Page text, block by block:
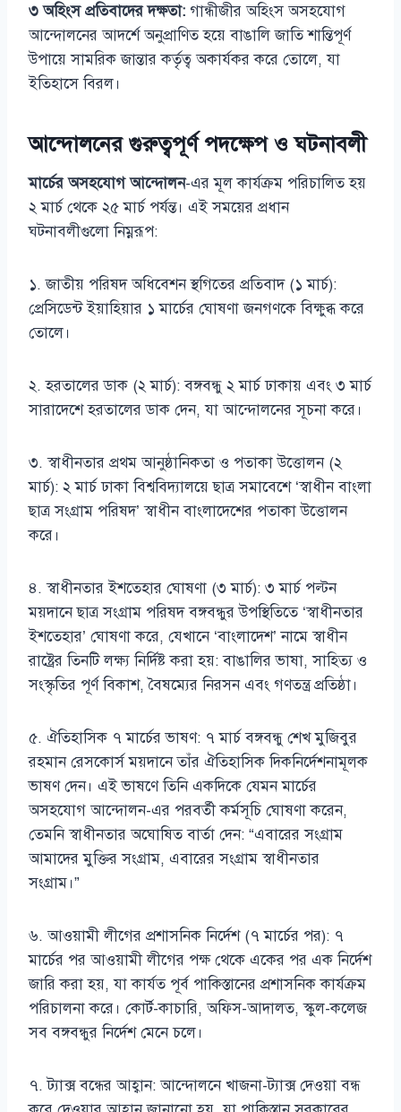
৩ অহিংস প্রতিবাদের দক্ষতা: গান্ধীজীর অহিংস অসহযোগ
আন্দোলনের আদর্শে অনুপ্রাণিত হয়ে বাঙালি জাতি শান্তিপূর্ণ
উপায়ে সামরিক জান্তার কর্তৃত্ব অকার্যকর করে তোলে, যা
ইতিহাসে বিরল।
আন্দোলনের গুরুত্বপূর্ণ পদক্ষেপ ও ঘটনাবলী
মার্চের অসহযোগ আন্দোলন-এর মূল কার্যক্রম পরিচালিত হয়
২ মার্চ থেকে ২৫ মার্চ পর্যন্ত। এই সময়ের প্রধান
ঘটনাবলীগুলো নিম্নরূপ:
১. জাতীয় পরিষদ অধিবেশন স্থগিতের প্রতিবাদ (১ মার্চ):
প্রেসিডেন্ট ইয়াহিয়ার ১ মার্চের ঘোষণা জনগণকে বিক্ষুব্ধ করে
তোলে।
২. হরতালের ডাক (২ মার্চ): বঙ্গবন্ধু ২ মার্চ ঢাকায় এবং ৩ মার্চ
সারাদেশে হরতালের ডাক দেন, যা আন্দোলনের সূচনা করে।
৩. স্বাধীনতার প্রথম আনুষ্ঠানিকতা ও পতাকা উত্তোলন (২
মার্চ): ২ মার্চ ঢাকা বিশ্ববিদ্যালয়ে ছাত্র সমাবেশে ‘স্বাধীন বাংলা
ছাত্র সংগ্রাম পরিষদ’ স্বাধীন বাংলাদেশের পতাকা উত্তোলন
করে।
৪. স্বাধীনতার ইশতেহার ঘোষণা (৩ মার্চ): ৩ মার্চ পল্টন
ময়দানে ছাত্র সংগ্রাম পরিষদ বঙ্গবন্ধুর উপস্থিতিতে ‘স্বাধীনতার
ইশতেহার’ ঘোষণা করে, যেখানে ‘বাংলাদেশ’ নামে স্বাধীন
রাষ্ট্রের তিনটি লক্ষ্য নির্দিষ্ট করা হয়: বাঙালির ভাষা, সাহিত্য ও
সংস্কৃতির পূর্ণ বিকাশ, বৈষম্যের নিরসন এবং গণতন্ত্র প্রতিষ্ঠা।
৫. ঐতিহাসিক ৭ মার্চের ভাষণ: ৭ মার্চ বঙ্গবন্ধু শেখ মুজিবুর
রহমান রেসকোর্স ময়দানে তাঁর ঐতিহাসিক দিকনির্দেশনামূলক
ভাষণ দেন। এই ভাষণে তিনি একদিকে যেমন মার্চের
অসহযোগ আন্দোলন-এর পরবর্তী কর্মসূচি ঘোষণা করেন,
তেমনি স্বাধীনতার অঘোষিত বার্তা দেন: “এবারের সংগ্রাম
আমাদের মুক্তির সংগ্রাম, এবারের সংগ্রাম স্বাধীনতার
সংগ্রাম।”
৬. আওয়ামী লীগের প্রশাসনিক নির্দেশ (৭ মার্চের পর): ৭
মার্চের পর আওয়ামী লীগের পক্ষ থেকে একের পর এক নির্দেশ
জারি করা হয়, যা কার্যত পূর্ব পাকিস্তানের প্রশাসনিক কার্যক্রম
পরিচালনা করে। কোর্ট-কাচারি, অফিস-আদালত, স্কুল-কলেজ
সব বঙ্গবন্ধুর নির্দেশ মেনে চলে।
৭. ট্যাক্স বন্ধের আহ্বান: আন্দোলনে খাজনা-ট্যাক্স দেওয়া বন্ধ